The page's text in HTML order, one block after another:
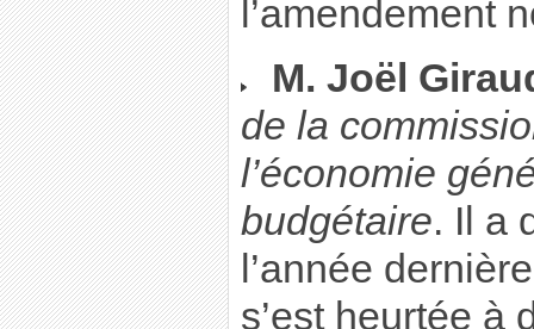
l’amendement
M. Joël
de la
l’économie
budgétaire. Il a
l’année
s’est heurtée à